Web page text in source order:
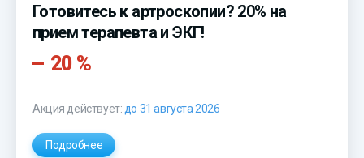
Готовитесь к артроскопии? 20% на
прием терапевта и ЭКГ!
20 %
Акция действует: до 31 августа 2026
Подробнее